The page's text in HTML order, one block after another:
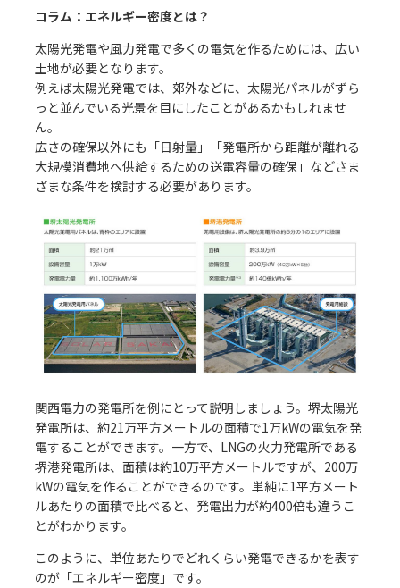
コラム：エネルギー密度とは？
太陽光発電や風力発電で多くの電気を作るためには、広い
土地が必要となります。
例えば太陽光発電では、郊外などに、太陽光パネルがずら
っと並んでいる光景を目にしたことがあるかもしれませ
ん。
広さの確保以外にも「日射量」「発電所から距離が離れる
大規模消費地へ供給するための送電容量の確保」などさま
ざまな条件を検討する必要があります。
関西電力の発電所を例にとって説明しましょう。堺太陽光
発電所は、約21万平方メートルの面積で1万kWの電気を発
電することができます。一方で、LNGの火力発電所である
堺港発電所は、面積は約10万平方メートルですが、200万
kWの電気を作ることができるのです。単純に1平方メート
ルあたりの面積で比べると、発電出力が約400倍も違うこ
とがわかります。
このように、単位あたりでどれくらい発電できるかを表す
のが「エネルギー密度」です。